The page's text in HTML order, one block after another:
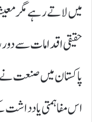
میں لاتے رہے مگر
حقیقی اقدامات سے
پاکستان میں صنعت نے
اس مفاہمتی یادداشت